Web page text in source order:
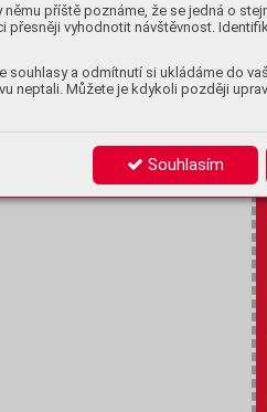
němu příště poznáme, že se jedná o
přesněji vyhodnotit návštěvnost.
souhlasy a odmítnutí si ukládáme do
neptali. Můžete je kdykoli později
Souhlasím